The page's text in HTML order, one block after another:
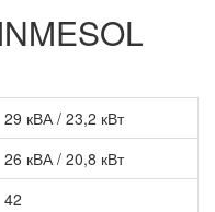
29 кВА / 23,2 кВт
26 кВА / 20,8 кВт
42